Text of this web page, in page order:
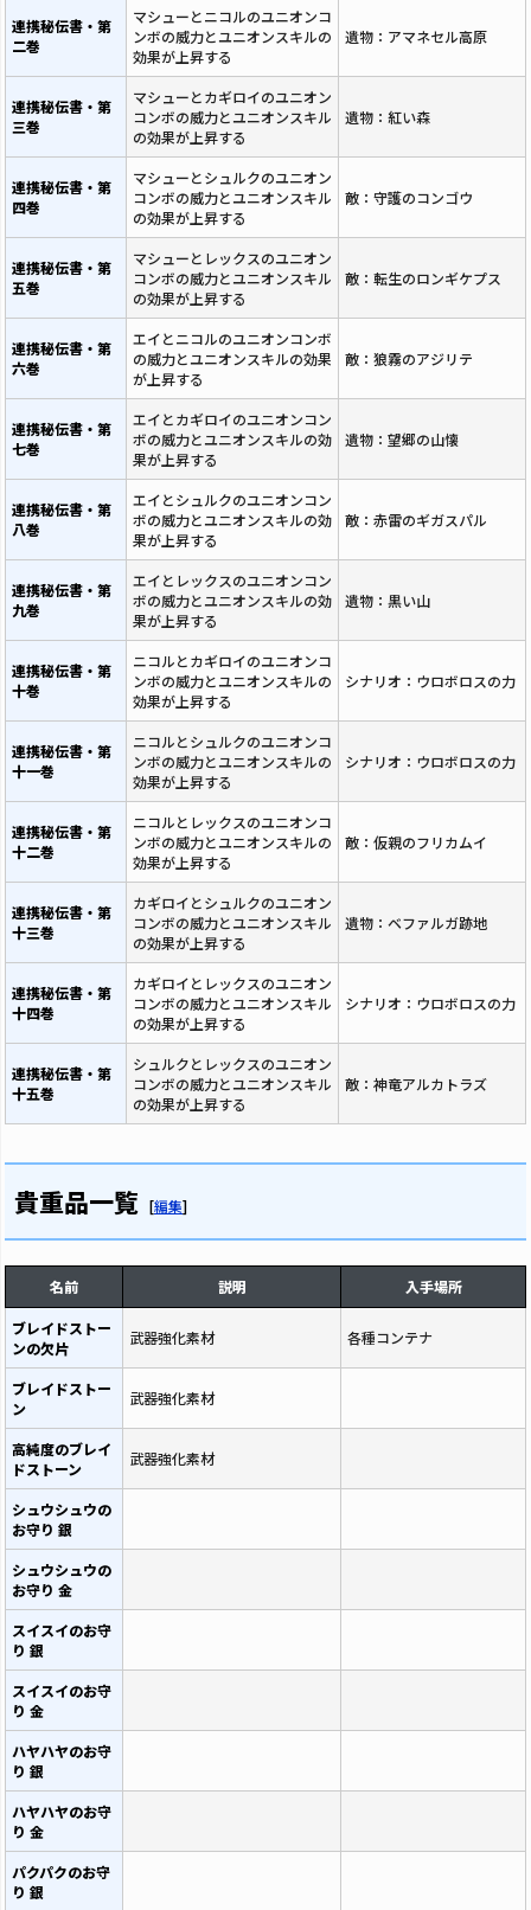
連携秘伝書・第
二巻
マシューとニコルのユニオンコ
ンボの威力とユニオンスキルの
効果が上昇する
遺物：アマネセル高原
連携秘伝書・第
三巻
マシューとカギロイのユニオン
コンボの威力とユニオンスキル
の効果が上昇する
遺物：紅い森
連携秘伝書・第
四巻
マシューとシュルクのユニオン
コンボの威力とユニオンスキル
の効果が上昇する
敵：守護のコンゴウ
連携秘伝書・第
五巻
マシューとレックスのユニオン
コンボの威力とユニオンスキル
の効果が上昇する
敵：転生のロンギケプス
連携秘伝書・第
六巻
エイとニコルのユニオンコンボ
の威力とユニオンスキルの効果
が上昇する
敵：狼霧のアジリテ
連携秘伝書・第
七巻
エイとカギロイのユニオンコン
ボの威力とユニオンスキルの効
果が上昇する
遺物：望郷の山懐
連携秘伝書・第
八巻
エイとシュルクのユニオンコン
ボの威力とユニオンスキルの効
果が上昇する
敵：赤雷のギガスパル
連携秘伝書・第
九巻
エイとレックスのユニオンコン
ボの威力とユニオンスキルの効
果が上昇する
遺物：黒い山
連携秘伝書・第
十巻
ニコルとカギロイのユニオンコ
ンボの威力とユニオンスキルの
効果が上昇する
シナリオ：ウロボロスの力
連携秘伝書・第
十一巻
ニコルとシュルクのユニオンコ
ンボの威力とユニオンスキルの
効果が上昇する
シナリオ：ウロボロスの力
連携秘伝書・第
十二巻
ニコルとレックスのユニオンコ
ンボの威力とユニオンスキルの
効果が上昇する
敵：仮親のフリカムイ
連携秘伝書・第
十三巻
カギロイとシュルクのユニオン
コンボの威力とユニオンスキル
の効果が上昇する
遺物：ベファルガ跡地
連携秘伝書・第
十四巻
カギロイとレックスのユニオン
コンボの威力とユニオンスキル
の効果が上昇する
シナリオ：ウロボロスの力
連携秘伝書・第
十五巻
シュルクとレックスのユニオン
コンボの威力とユニオンスキル
の効果が上昇する
敵：神竜アルカトラズ
貴重品一覧 [編集]
名前 説明 入手場所
ブレイドストー
ンの欠片
武器強化素材 各種コンテナ
ブレイドストー
ン
武器強化素材
高純度のブレイ
ドストーン
武器強化素材
シュウシュウの
お守り 銀
シュウシュウの
お守り 金
スイスイのお守
り 銀
スイスイのお守
り 金
ハヤハヤのお守
り 銀
ハヤハヤのお守
り 金
パクパクのお守
り 銀